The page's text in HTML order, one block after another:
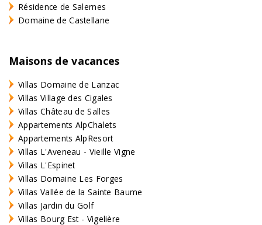
Résidence de Salernes
Domaine de Castellane
Maisons de vacances
Villas Domaine de Lanzac
Villas Village des Cigales
Villas Château de Salles
Appartements AlpChalets
Appartements AlpResort
Villas L'Aveneau - Vieille Vigne
Villas L'Espinet
Villas Domaine Les Forges
Villas Vallée de la Sainte Baume
Villas Jardin du Golf
Villas Bourg Est - Vigelière